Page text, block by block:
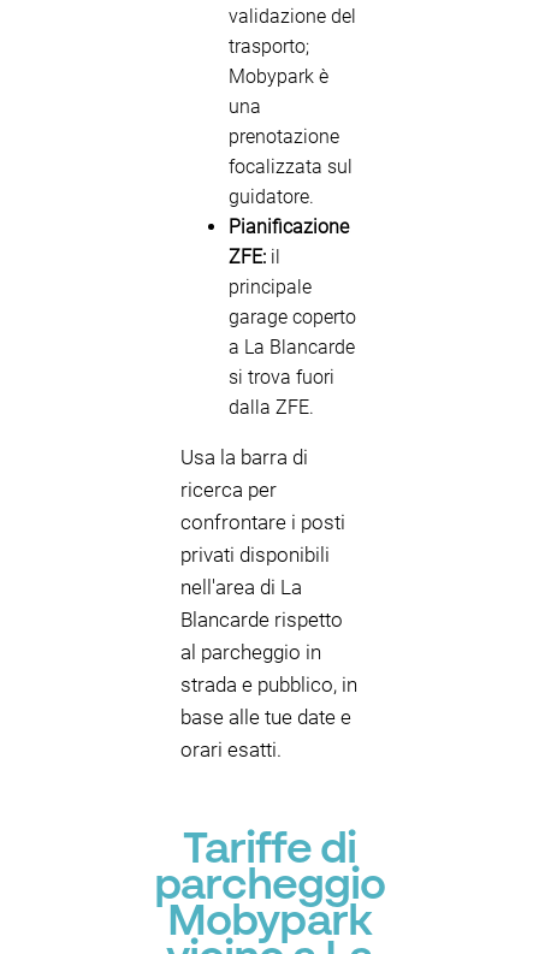
validazione del
trasporto;
Mobypark è
una
prenotazione
focalizzata sul
guidatore.
Pianificazione
ZFE: il
principale
garage coperto
a La Blancarde
si trova fuori
dalla ZFE.
Usa la barra di
ricerca per
confrontare i posti
privati disponibili
nell'area di La
Blancarde rispetto
al parcheggio in
strada e pubblico, in
base alle tue date e
orari esatti.
Tariffe di
parcheggio
Mobypark